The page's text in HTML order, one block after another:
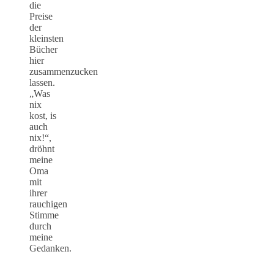
die
Preise
der
kleinsten
Bücher
hier
zusammenzucken
lassen.
„Was
nix
kost, is
auch
nix!“,
dröhnt
meine
Oma
mit
ihrer
rauchigen
Stimme
durch
meine
Gedanken.